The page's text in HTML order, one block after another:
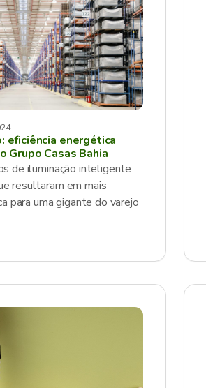
eficiência energética
Grupo Casas Bahia
de iluminação inteligente
resultaram em mais
para uma gigante do varejo